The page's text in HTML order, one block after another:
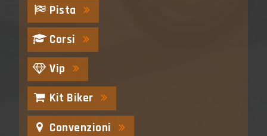
Pista
Corsi
Vip
Kit Biker
Convenzioni